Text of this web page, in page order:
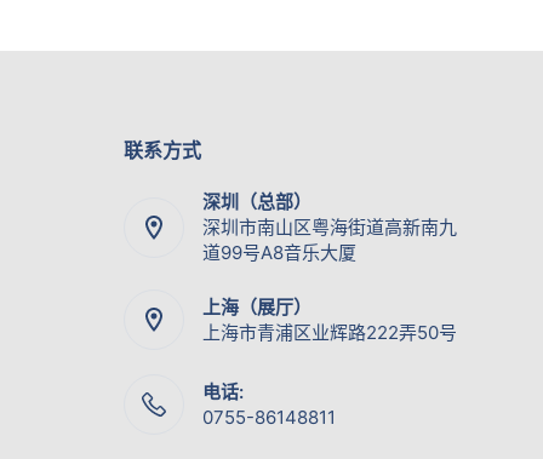
联系方式
深圳（总部）
深圳市南山区粤海街道高新南九
道99号A8音乐大厦
上海（展厅）
上海市青浦区业辉路222弄50号
电话:
0755-86148811